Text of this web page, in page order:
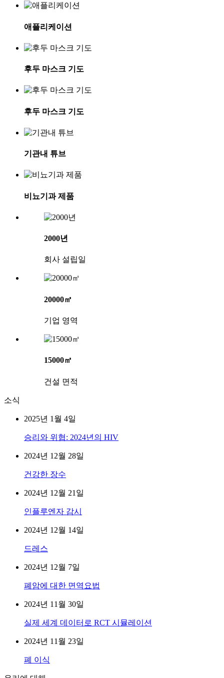
애플리케이션
후두 마스크 기도
후두 마스크 기도
기관내 튜브
비뇨기과 제품
2000년
회사 설립일
20000㎡
기업 영역
15000㎡
건설 면적
소식
2025년 1월 4일
승리와 위협: 2024년의 HIV
2024년 12월 28일
건강한 장수
2024년 12월 21일
인플루엔자 감시
2024년 12월 14일
드레스
2024년 12월 7일
폐암에 대한 면역요법
2024년 11월 30일
실제 세계 데이터로 RCT 시뮬레이션
2024년 11월 23일
폐 이식